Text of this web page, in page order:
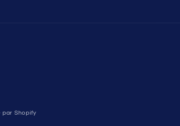
par Shopify